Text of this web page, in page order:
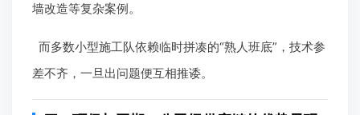
墙改造等复杂案例。
而多数小型施工队依赖临时拼凑的“熟人班底”，技术参
差不齐，一旦出问题便互相推诿。